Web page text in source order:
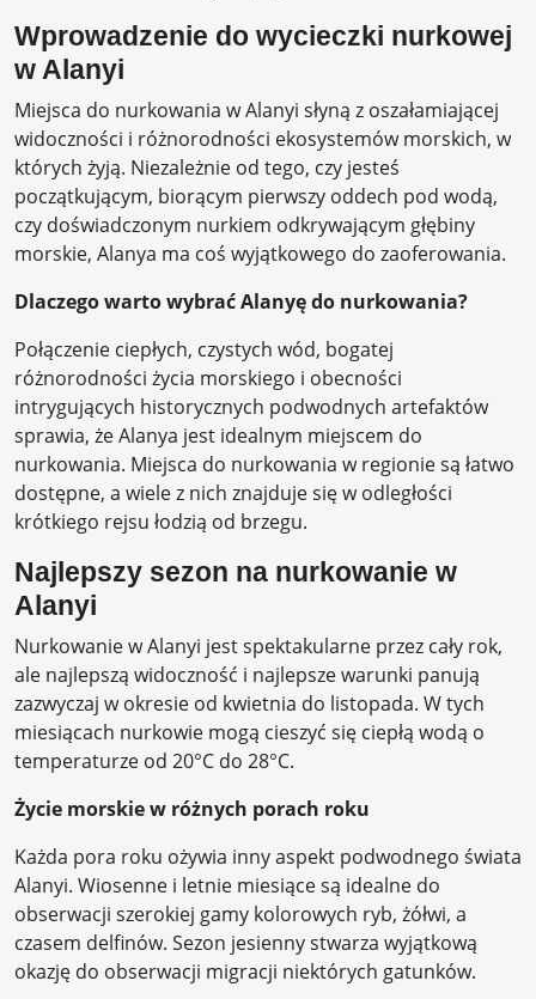
Wprowadzenie do wycieczki nurkowej
w Alanyi
Miejsca do nurkowania w Alanyi słyną z oszałamiającej
widoczności i różnorodności ekosystemów morskich, w
których żyją. Niezależnie od tego, czy jesteś
początkującym, biorącym pierwszy oddech pod wodą,
czy doświadczonym nurkiem odkrywającym głębiny
morskie, Alanya ma coś wyjątkowego do zaoferowania.
Dlaczego warto wybrać Alanyę do nurkowania?
Połączenie ciepłych, czystych wód, bogatej
różnorodności życia morskiego i obecności
intrygujących historycznych podwodnych artefaktów
sprawia, że ​​Alanya jest idealnym miejscem do
nurkowania. Miejsca do nurkowania w regionie są łatwo
dostępne, a wiele z nich znajduje się w odległości
krótkiego rejsu łodzią od brzegu.
Najlepszy sezon na nurkowanie w
Alanyi
Nurkowanie w Alanyi jest spektakularne przez cały rok,
ale najlepszą widoczność i najlepsze warunki panują
zazwyczaj w okresie od kwietnia do listopada. W tych
miesiącach nurkowie mogą cieszyć się ciepłą wodą o
temperaturze od 20°C do 28°C.
Życie morskie w różnych porach roku
Każda pora roku ożywia inny aspekt podwodnego świata
Alanyi. Wiosenne i letnie miesiące są idealne do
obserwacji szerokiej gamy kolorowych ryb, żółwi, a
czasem delfinów. Sezon jesienny stwarza wyjątkową
okazję do obserwacji migracji niektórych gatunków.